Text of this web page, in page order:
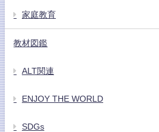
家庭教育
教材図鑑
ALT関連
ENJOY THE WORLD
SDGs